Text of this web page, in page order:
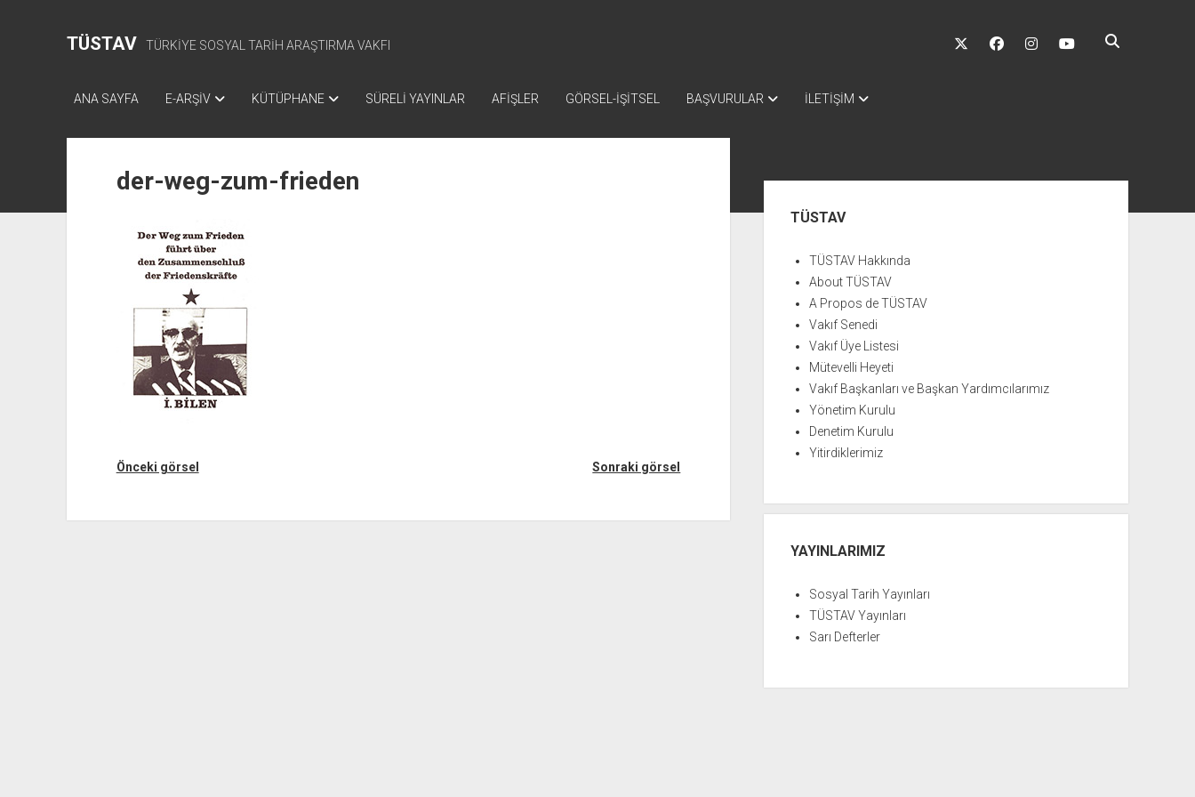
TÜSTAV TÜRKİYE SOSYAL TARİH ARAŞTIRMA VAKFI
twitter facebookinstagramyoutube
ANA SAYFA E-ARŞİV KÜTÜPHANE SÜRELİ YAYINLAR AFİŞLER GÖRSEL-İŞİTSEL BAŞVURULAR İLETİŞİM
der-weg-zum-frieden
Önceki görsel Sonraki görsel
MenüTÜSTAV
TÜSTAV Hakkında
About TÜSTAV
A Propos de TÜSTAV
Vakıf Senedi
Vakıf Üye Listesi
Mütevelli Heyeti
Vakıf Başkanları ve Başkan Yardımcılarımız
Yönetim Kurulu
Denetim Kurulu
Yitirdiklerimiz
YAYINLARIMIZ
Sosyal Tarih Yayınları
TÜSTAV Yayınları
Sarı Defterler